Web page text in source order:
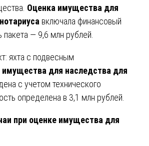
Оценка имущества для
включала финансовый
пакета — 9,6 млн рублей.
яхта с подвесным
имущества для наследства для
с учетом технического
определена в 3,1 млн рублей.
при оценке имущества для